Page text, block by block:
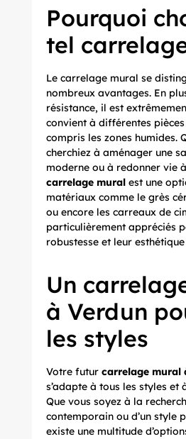
Pourquoi
tel
Le carrelage mural se
nombreux avantages. En
résistance, il est
convient à différentes
compris les zones humides.
cherchiez à aménager une
moderne ou à redonner vie
carrelage muralest une
matériaux comme le grès
ou encore les carreaux de
particulièrement appréciés
robustesse et leur
Un
à Verdun
les styles
Votre futur carrelage mural
s’adapte à tous les styles et
Que vous soyez à la
contemporain ou d’un style
existe une multitude